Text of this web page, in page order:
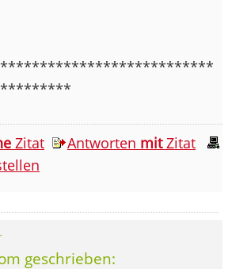
Zitat Antworten mitZitat
geschrieben: